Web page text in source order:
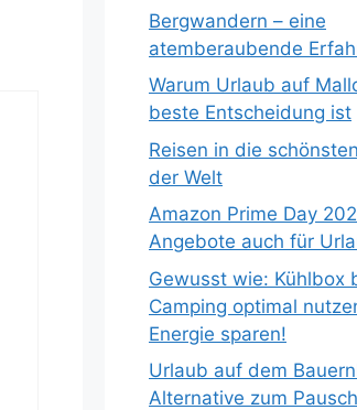
Bergwandern – eine
atemberaubende
Warum Urlaub auf
beste Entscheidung ist
Reisen in die
der Welt
Amazon Prime Day
Angebote auch für
Gewusst wie: Kühlbox
Camping optimal
Energie sparen!
Urlaub auf dem
Alternative zum